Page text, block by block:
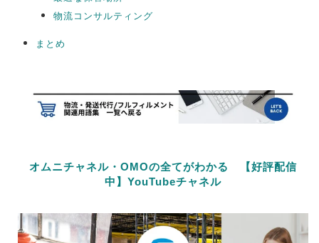
物流コンサルティング
まとめ
オムニチャネル・OMOの全てがわかる 【好評配信
中】YouTubeチャネル